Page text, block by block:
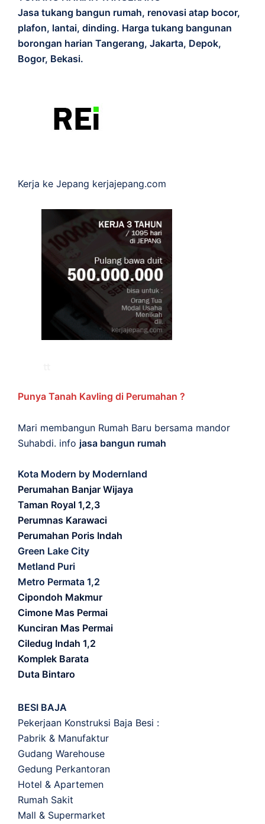
Jasa tukang bangun rumah, renovasi atap bocor,
plafon, lantai, dinding. Harga tukang bangunan
borongan harian Tangerang, Jakarta, Depok,
Bogor, Bekasi.
Kerja ke Jepang kerjajepang.com
Punya Tanah Kavling di Perumahan ?
Mari membangun Rumah Baru bersama mandor
Suhabdi. info jasa bangun rumah
Kota Modern by Modernland
Perumahan Banjar Wijaya
Taman Royal 1,2,3
Perumnas Karawaci
Perumahan Poris Indah
Green Lake City
Metland Puri
Metro Permata 1,2
Cipondoh Makmur
Cimone Mas Permai
Kunciran Mas Permai
Ciledug Indah 1,2
Komplek Barata
Duta Bintaro
BESI BAJA
Pekerjaan Konstruksi Baja Besi :
Pabrik & Manufaktur
Gudang Warehouse
Gedung Perkantoran
Hotel & Apartemen
Rumah Sakit
Mall & Supermarket